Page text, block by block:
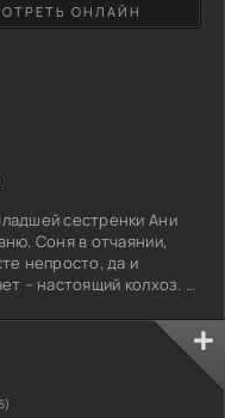
сестренки Ани
Соня в отчаянии,
непросто, да и
– настоящий колхоз. В
о Кукольнике –
в театре, был хромым,
насмешкам. В
самостоятельно –
ОНЛАЙН